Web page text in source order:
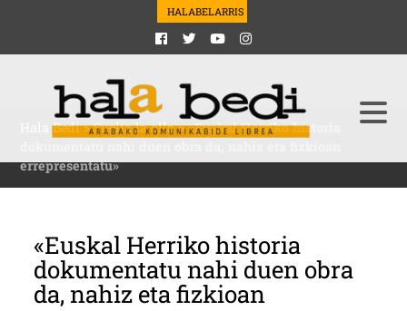
HALABELARRIS
Hala Bedi>Suelta la olla>«Euskal Herriko historia
errepresentatu»
«Euskal Herriko historia
dokumentatu nahi duen obra
da, nahiz eta fizkioan